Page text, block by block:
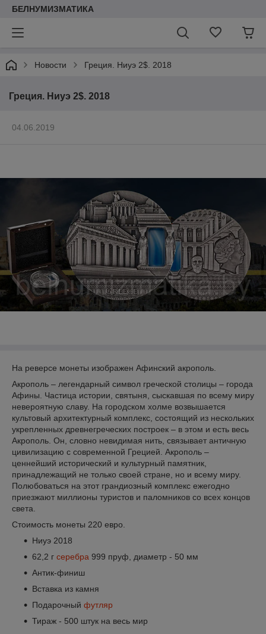
БЕЛНУМИЗМАТИКА
Новости Греция. Ниуэ 2$. 2018
Греция. Ниуэ 2$. 2018
04.06.2019
На реверсе монеты изображен Афинский акрополь.
Акрополь – легендарный символ греческой столицы – города
Афины. Частица истории, святыня, сыскавшая по всему миру
невероятную славу. На городском холме возвышается
культовый архитектурный комплекс, состоящий из нескольких
укрепленных древнегреческих построек – в этом и есть весь
Акрополь. Он, словно невидимая нить, связывает античную
цивилизацию с современной Грецией. Акрополь –
ценнейший исторический и культурный памятник,
принадлежащий не только своей стране, но и всему миру.
Полюбоваться на этот грандиозный комплекс ежегодно
приезжают миллионы туристов и паломников со всех концов
света.
Стоимость монеты 220 евро.
Ниуэ 2018
62,2 г серебра 999 пруф, диаметр - 50 мм
Антик-финиш
Вставка из камня
Подарочный футляр
Тираж - 500 штук на весь мир